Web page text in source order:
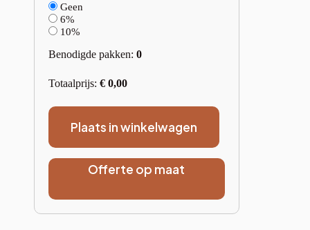
Geen
6%
10%
Benodigde pakken: 0
Totaalprijs: € 0,00
Plaats in winkelwagen
Offerte op maat